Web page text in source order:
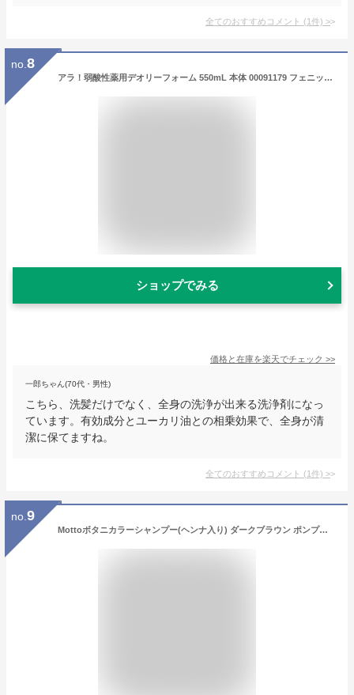
全てのおすすめコメント (1件) >
no. 8
アラ！弱酸性薬用デオリーフォーム 550mL 本体 00091179 フェニックス │ 全身洗浄料 頭用 体用 あたま用 からだ用 泡タイプ ボディーソープ シャンプー スキンケア 入浴 バスグッズ シニア 高齢者 介護用品 お年寄り 老人 在宅介護 日本製
ショップでみる
価格と在庫を楽天でチェック >>
一郎ちゃん(70代・男性)
こちら、洗髪だけでなく、全身の洗浄が出来る洗浄剤になっ
ています。有効成分とユーカリ油との相乗効果で、全身が清
潔に保てますね。
全てのおすすめコメント (1件) >
no. 9
Mottoボタニカラーシャンプー(ヘンナ入り) ダークブラウン ポンプ式 300mL ダメージケア シャンプー 白髪染め 高齢者 ヘアケア ヘナシャンプー 無鉱物油 トリートメント 着色 ヘンナ配合 ヘンナ カラートリートメント 清拭剤 美容 ヘナカラー